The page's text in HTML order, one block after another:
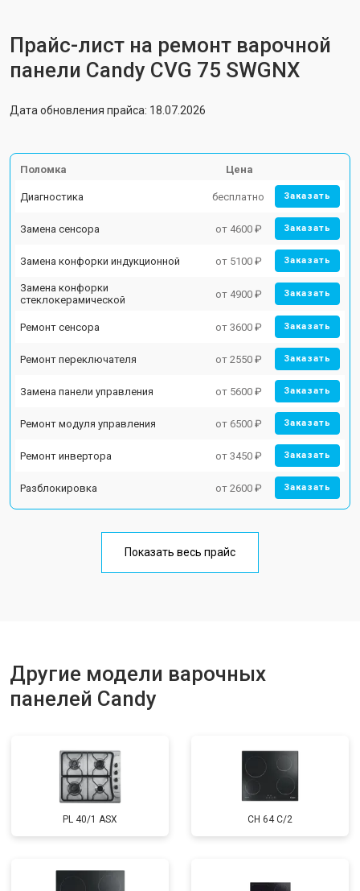
Прайс-лист на ремонт варочной
панели Candy CVG 75 SWGNX
Дата обновления прайса: 18.07.2026
Поломка Цена
Диагностика бесплатно Заказать
Замена сенсора от 4600 ₽ Заказать
Замена конфорки индукционной от 5100 ₽ Заказать
Замена конфорки
стеклокерамической
от 4900 ₽ Заказать
Ремонт сенсора от 3600 ₽ Заказать
Ремонт переключателя от 2550 ₽ Заказать
Замена панели управления от 5600 ₽ Заказать
Ремонт модуля управления от 6500 ₽ Заказать
Ремонт инвертора от 3450 ₽ Заказать
Разблокировка от 2600 ₽ Заказать
Показать весь прайс
Другие модели варочных
панелей Candy
PL 40/1 ASX CH 64 C/2